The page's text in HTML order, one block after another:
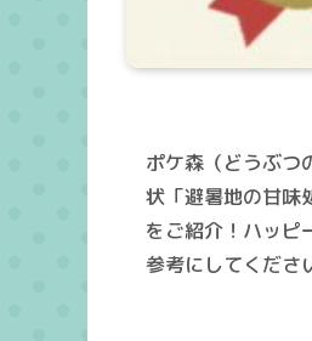
ポケ森（どうぶつ
状「避暑地の甘味
をご紹介！ハッピ
参考にしてくださ